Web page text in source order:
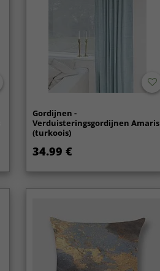
Gordijnen -
Verduisteringsgordijnen Amaris
(turkoois)
34.99 €